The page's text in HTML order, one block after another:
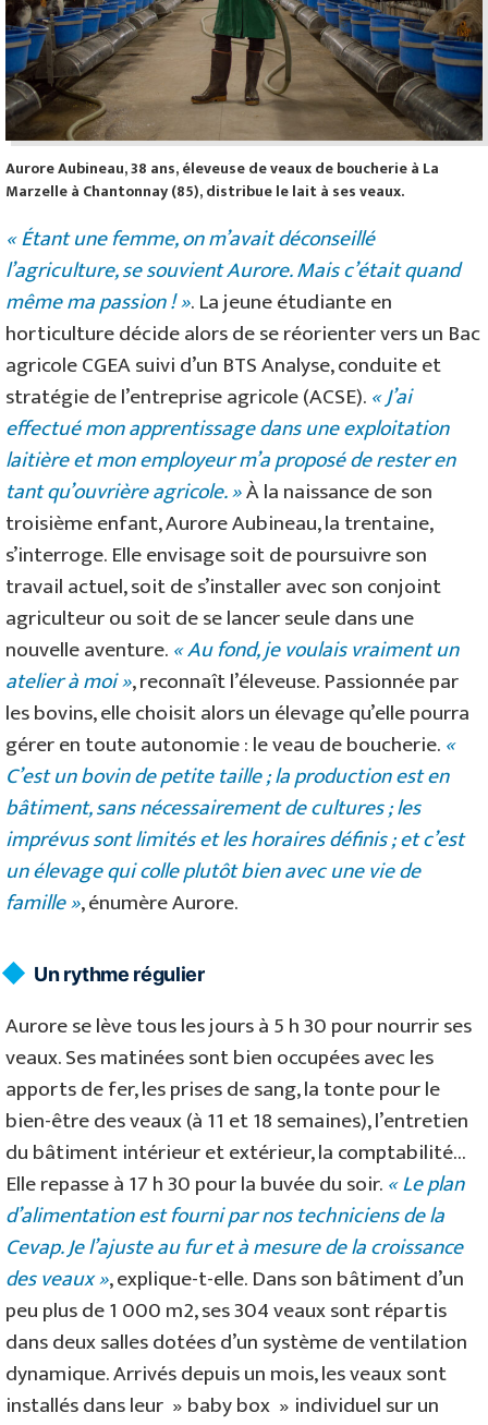
Aurore Aubineau, 38 ans, éleveuse de veaux de boucherie à La
Marzelle à Chantonnay (85), distribue le lait à ses veaux.
« Étant une femme, on m’avait déconseillé
l’agriculture, se souvient Aurore. Mais c’était quand
même ma passion ! ». La jeune étudiante en
horticulture décide alors de se réorienter vers un Bac
agricole CGEA suivi d’un BTS Analyse, conduite et
stratégie de l’entreprise agricole (ACSE).« J’ai
effectué mon apprentissage dans une exploitation
laitière et mon employeur m’a proposé de rester en
tant qu’ouvrière agricole. »À la naissance de son
troisième enfant, Aurore Aubineau, la trentaine,
s’interroge. Elle envisage soit de poursuivre son
travail actuel, soit de s’installer avec son conjoint
agriculteur ou soit de se lancer seule dans une
nouvelle aventure.« Au fond, je voulais vraiment un
atelier à moi », reconnaît l’éleveuse. Passionnée par
les bovins, elle choisit alors un élevage qu’elle pourra
gérer en toute autonomie : le veau de boucherie.«
C’est un bovin de petite taille ; la production est en
bâtiment, sans nécessairement de cultures ; les
imprévus sont limités et les horaires définis ; et c’est
un élevage qui colle plutôt bien avec une vie de
famille », énumère Aurore.
Un rythme régulier
Aurore se lève tous les jours à 5 h 30 pour nourrir ses
veaux. Ses matinées sont bien occupées avec les
apports de fer, les prises de sang, la tonte pour le
bien-être des veaux (à 11 et 18 semaines), l’entretien
du bâtiment intérieur et extérieur, la comptabilité…
Elle repasse à 17 h 30 pour la buvée du soir.« Le plan
d’alimentation est fourni par nos techniciens de la
Cevap. Je l’ajuste au fur et à mesure de la croissance
des veaux », explique-t-elle. Dans son bâtiment d’un
peu plus de 1 000 m2, ses 304 veaux sont répartis
dans deux salles dotées d’un système de ventilation
dynamique. Arrivés depuis un mois, les veaux sont
installés dans leur » baby box » individuel sur un